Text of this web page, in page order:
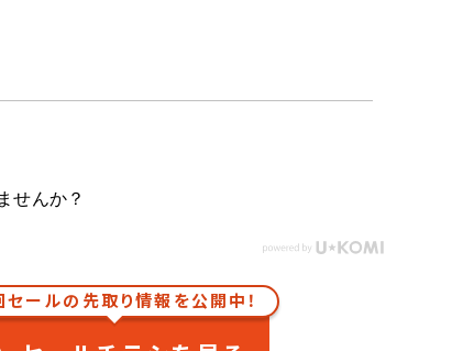
せんか？
セールの先取り情報を公開中！